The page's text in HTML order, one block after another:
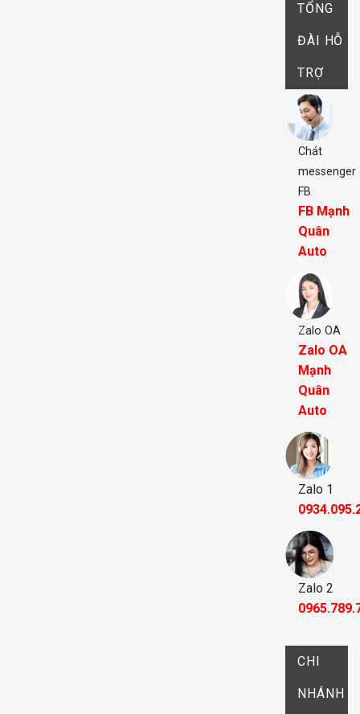
TỔNG
ĐÀI HỖ
TRỢ
Chát
messenger
FB
FB Mạnh
Quân
Auto
Zalo OA
Zalo OA
Mạnh
Quân
Auto
Zalo 1
Zalo 2
CHI
NHÁNH